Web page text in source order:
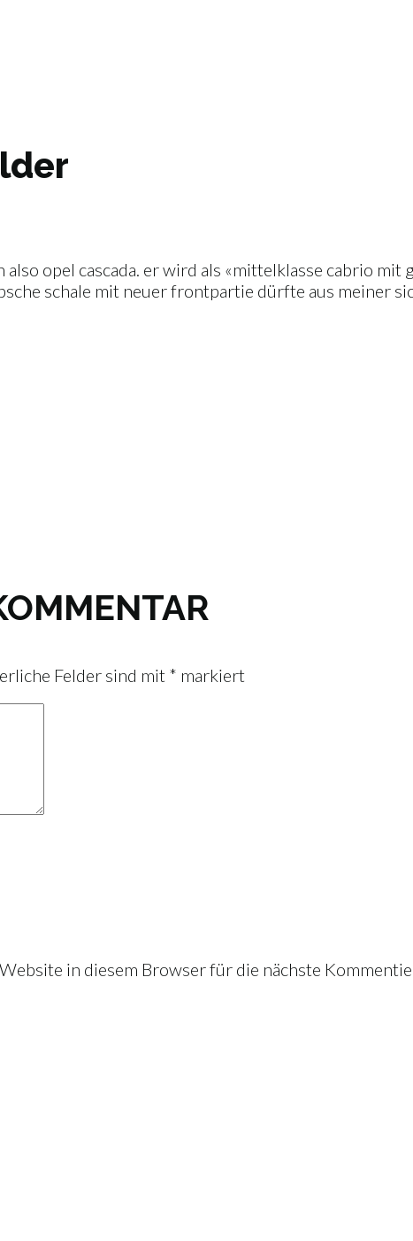
opel cascada. er wird als «mittelklasse cabrio
schale mit neuer frontpartie dürfte aus meiner
Felder sind mit * markiert
in diesem Browser für die nächste